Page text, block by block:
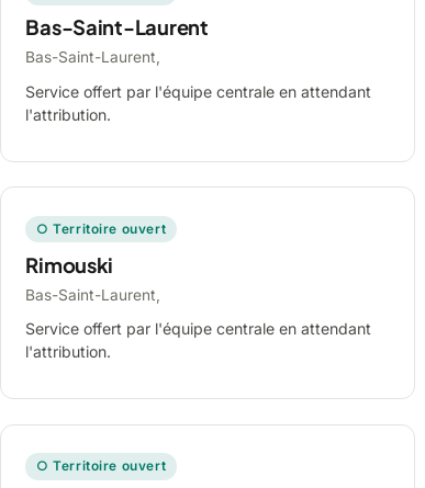
Bas-Saint-Laurent
Bas-Saint-Laurent,
Service offert par l'équipe centrale en attendant
l'attribution.
○ Territoire ouvert
Rimouski
Bas-Saint-Laurent,
Service offert par l'équipe centrale en attendant
l'attribution.
○ Territoire ouvert